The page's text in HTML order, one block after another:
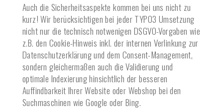
Auch die Sicherheitsaspekte kommen bei uns nicht zu
kurz! Wir berücksichtigen bei jeder TYPO3 Umsetzung
nicht nur die technisch notwenigen DSGVO-Vorgaben wie
z.B. den Cookie-Hinweis inkl. der internen Verlinkung zur
Datenschutzerklärung und dem Consent-Management,
sondern gleichermaßen auch die Validierung und
optimale Indexierung hinsichtlich der besseren
Auffindbarkeit Ihrer Website oder Webshop bei den
Suchmaschinen wie Google oder Bing.